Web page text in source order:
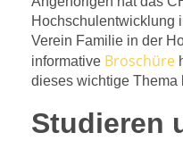
Hochschulentwicklung
Verein Familie in der
informative Broschüre
dieses wichtige Thema
Studieren